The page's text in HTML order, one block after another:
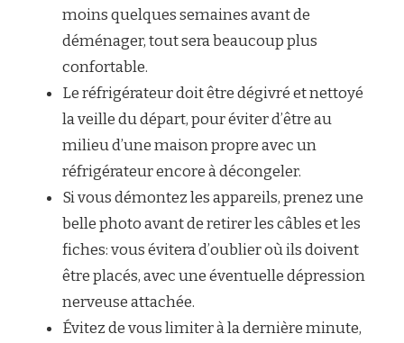
moins quelques semaines avant de
déménager, tout sera beaucoup plus
confortable.
Le réfrigérateur doit être dégivré et nettoyé
la veille du départ, pour éviter d’être au
milieu d’une maison propre avec un
réfrigérateur encore à décongeler.
Si vous démontez les appareils, prenez une
belle photo avant de retirer les câbles et les
fiches: vous évitera d’oublier où ils doivent
être placés, avec une éventuelle dépression
nerveuse attachée.
Évitez de vous limiter à la dernière minute,